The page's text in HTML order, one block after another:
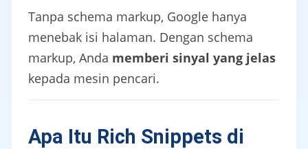
Tanpa schema markup, Google hanya
menebak isi halaman. Dengan schema
markup, Anda memberi sinyal yang jelas
kepada mesin pencari.
Apa Itu Rich Snippets di